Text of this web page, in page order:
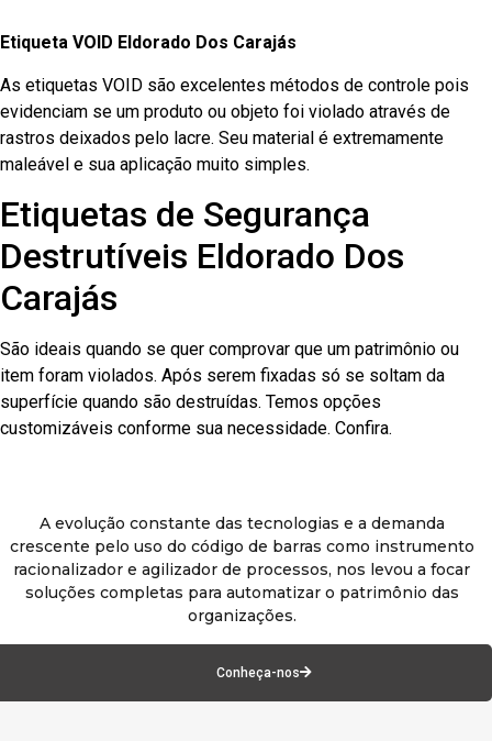
Etiqueta VOID Eldorado Dos Carajás
As etiquetas VOID são excelentes métodos de controle pois
evidenciam se um produto ou objeto foi violado através de
rastros deixados pelo lacre. Seu material é extremamente
maleável e sua aplicação muito simples.
Etiquetas de Segurança
Destrutíveis Eldorado Dos
Carajás
São ideais quando se quer comprovar que um patrimônio ou
item foram violados. Após serem fixadas só se soltam da
superfície quando são destruídas. Temos opções
customizáveis conforme sua necessidade. Confira.
A evolução constante das tecnologias e a demanda
crescente pelo uso do código de barras como instrumento
racionalizador e agilizador de processos, nos levou a focar
soluções completas para automatizar o patrimônio das
organizações.
Conheça-nos